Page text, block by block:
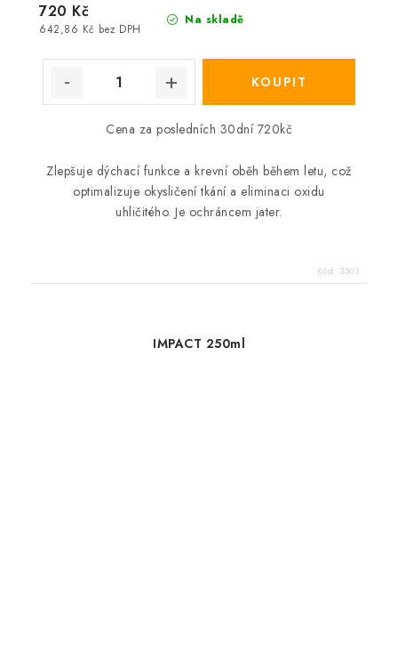
Na skladě
642,86 Kč bez DPH
720 Kč
Cena za posledních 30dní 720kč
Zlepšuje dýchací funkce a krevní oběh během letu, což
optimalizuje okysličení tkání a eliminaci oxidu
uhličitého. Je ochráncem jater.
Kód: 3503
IMPACT 250ml